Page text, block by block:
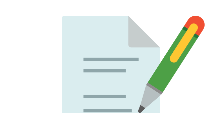
Ажил гүйцэтгэх гэрээ
Компанийн удирдлагын бичиг баримт